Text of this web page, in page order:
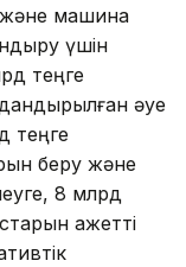
және машина
үшін
теңге
әуе
теңге
беру және
8 млрд
қажетті